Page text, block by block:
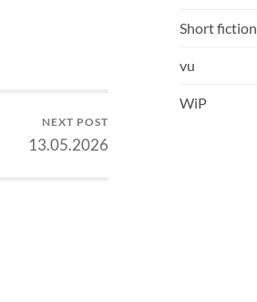
NEXT POST
13.05.2026
Short fiction
vu
WiP